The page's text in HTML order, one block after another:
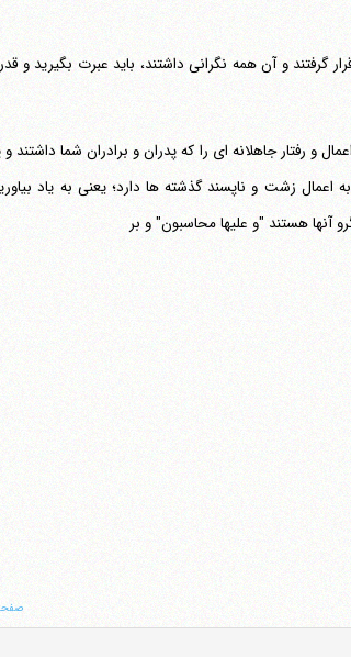
گرفتند و آن همه نگرانی داشتند، باید عبرت بگیرید و
و رفتار جاهلانه ای را که پدران و برادران شما
زشت و ناپسند گذشته ها دارد؛ یعنی به یاد
آنها هستند "و علیها محاسبون" و بر
صفحه